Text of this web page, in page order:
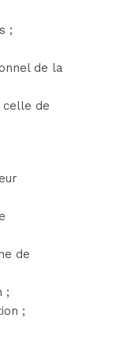
;
de la
celle de
de
;
;